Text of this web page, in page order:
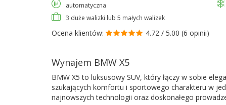
automatyczna
3 duże walizki lub 5 małych walizek
Ocena klientów: 4.72 / 5.00 (6 opinii)
Wynajem BMW X5
BMW X5 to luksusowy SUV, który łączy w sobie
szukających komfortu i sportowego charakteru w
najnowszych technologii oraz doskonałego